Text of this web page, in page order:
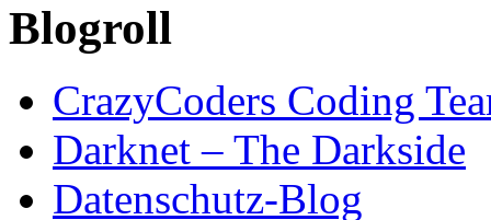
Blogroll
CrazyCoders Coding
Darknet – The Darkside
Datenschutz-Blog